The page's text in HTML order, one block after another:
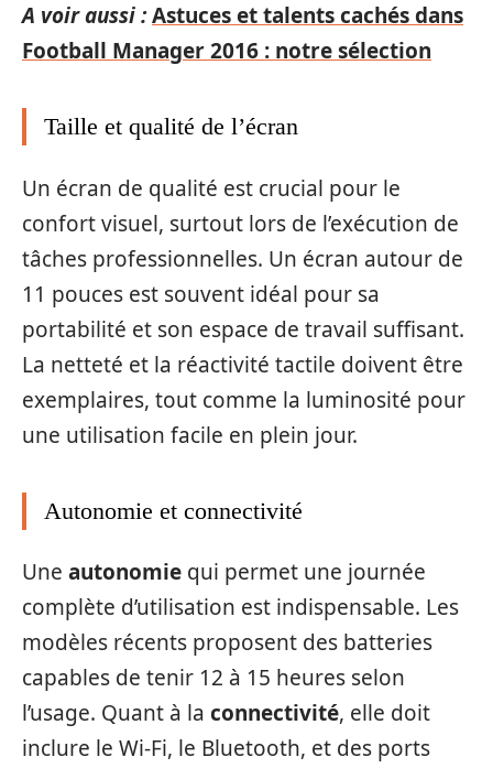
A voir aussi :Astuces et talents cachés dans
Football Manager 2016 : notre sélection
Taille et qualité de l’écran
Un écran de qualité est crucial pour le
confort visuel, surtout lors de l’exécution de
tâches professionnelles. Un écran autour de
11 pouces est souvent idéal pour sa
portabilité et son espace de travail suffisant.
La netteté et la réactivité tactile doivent être
exemplaires, tout comme la luminosité pour
une utilisation facile en plein jour.
Autonomie et connectivité
Une autonomie qui permet une journée
complète d’utilisation est indispensable. Les
modèles récents proposent des batteries
capables de tenir 12 à 15 heures selon
l’usage. Quant à la connectivité, elle doit
inclure le Wi-Fi, le Bluetooth, et des ports